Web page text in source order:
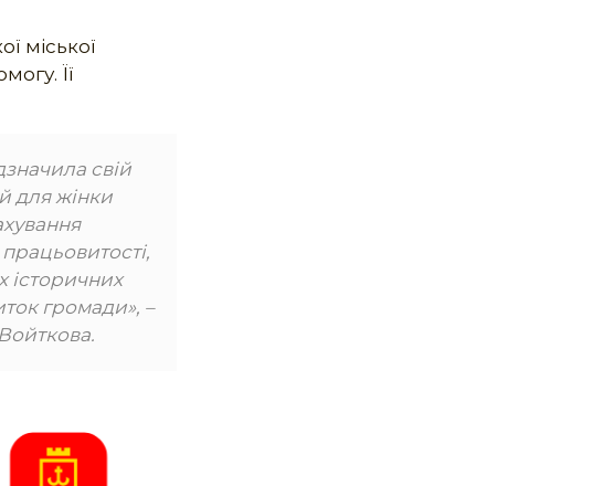
міської
Її
свій
для жінки
історичних
громади», –